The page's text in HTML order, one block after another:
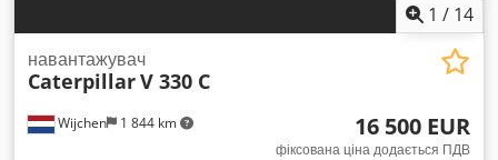
1 / 14
Wijchen 1 844 km
навантажувач
CaterpillarV 330 C
16 500 EUR
фіксована ціна додається ПДВ